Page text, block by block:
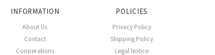
INFORMATION
About Us
Contact
Cooperations
POLICIES
Privacy Policy
Shipping Policy
Legal Notice